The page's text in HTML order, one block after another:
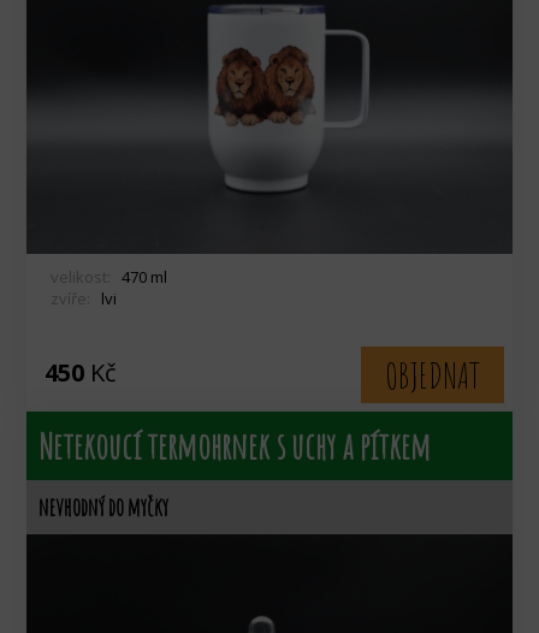
velikost:
470 ml
zvíře:
lvi
450 Kč
OBJEDNAT
Netekoucí termohrnek s uchy a pítkem
nevhodný do myčky